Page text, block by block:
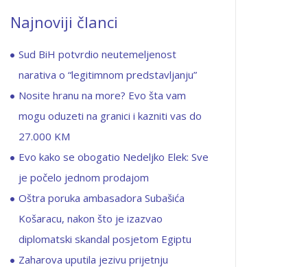
Najnoviji članci
Sud BiH potvrdio neutemeljenost
narativa o “legitimnom predstavljanju”
Nosite hranu na more? Evo šta vam
mogu oduzeti na granici i kazniti vas do
27.000 KM
Evo kako se obogatio Nedeljko Elek: Sve
je počelo jednom prodajom
Oštra poruka ambasadora Subašića
Košaracu, nakon što je izazvao
diplomatski skandal posjetom Egiptu
Zaharova uputila jezivu prijetnju